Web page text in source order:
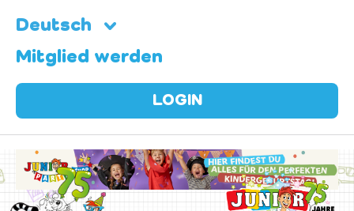
Deutsch
Mitglied werden
LOGIN